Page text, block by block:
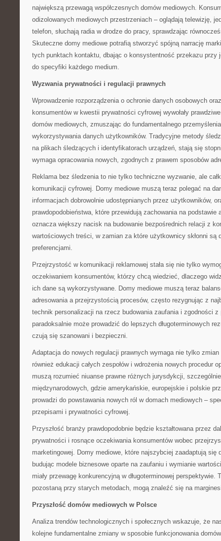
największą przewagą współczesnych domów mediowych.
odizolowanych mediowych przestrzeniach – oglądają telewizję,
telefon, słuchają radia w drodze do pracy, sprawdzając
Skuteczne domy mediowe potrafią stworzyć spójną narrację
tych punktach kontaktu, dbając o konsystentność przekazu przy
do specyfiki każdego medium.
Wyzwania prywatności i regulacji prawnych
Wprowadzenie rozporządzenia o ochronie danych osobowych
konsumentów w kwestii prywatności cyfrowej wywołały
domów mediowych, zmuszając do fundamentalnego
wykorzystywania danych użytkowników. Tradycyjne metody
na plikach śledzących i identyfikatorach urządzeń, stają się
wymaga opracowania nowych, zgodnych z prawem sposobów
Reklama bez śledzenia to nie tylko techniczne wyzwanie, ale
komunikacji cyfrowej. Domy mediowe muszą teraz polegać na
informacjach dobrowolnie udostępnianych przez użytkowników,
prawdopodobieństwa, które przewidują zachowania na podstawie
oznacza większy nacisk na budowanie bezpośrednich relacji z
wartościowych treści, w zamian za które użytkownicy skłonni są
preferencjami.
Przejrzystość w komunikacji reklamowej stała się nie tylko
oczekiwaniem konsumentów, którzy chcą wiedzieć, dlaczego
ich dane są wykorzystywane. Domy mediowe muszą teraz
adresowania a przejrzystością procesów, często rezygnując z
technik personalizacji na rzecz budowania zaufania i zgodności z
paradoksalnie może prowadzić do lepszych długoterminowych
czują się szanowani i bezpieczni.
Adaptacja do nowych regulacji prawnych wymaga nie tylko
również edukacji całych zespołów i wdrożenia nowych procedur
muszą rozumieć niuanse prawne różnych jurysdykcji,
międzynarodowych, gdzie amerykańskie, europejskie i polskie
prowadzi do powstawania nowych ról w domach mediowych –
przepisami i prywatności cyfrowej.
Przyszłość branży prawdopodobnie będzie kształtowana przez
prywatności i rosnące oczekiwania konsumentów wobec
marketingowej. Domy mediowe, które najszybciej zaadaptują się
budując modele biznesowe oparte na zaufaniu i wymianie
miały przewagę konkurencyjną w długoterminowej perspektywie.
pozostaną przy starych metodach, mogą znaleźć się na
Przyszłość domów mediowych w Polsce
Analiza trendów technologicznych i społecznych wskazuje, że
kolejne fundamentalne zmiany w sposobie funkcjonowania